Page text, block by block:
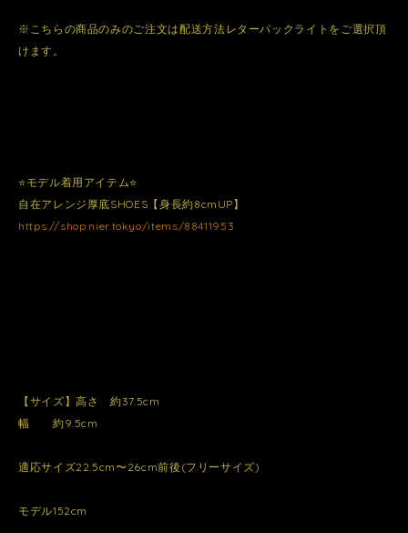
※こちらの商品のみのご注文は配送方法レターパックライトをご選択頂
けます。
⭐️モデル着用アイテム⭐️
自在アレンジ厚底SHOES【身長約8cmUP】
https://shop.nier.tokyo/items/88411953
【サイズ】高さ 約37.5cm
幅 約9.5cm
適応サイズ22.5cm〜26cm前後(フリーサイズ)
モデル152cm